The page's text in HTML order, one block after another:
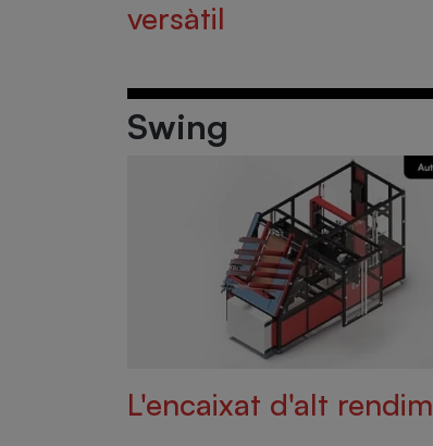
versàtil
Swing
L'encaixat d'alt